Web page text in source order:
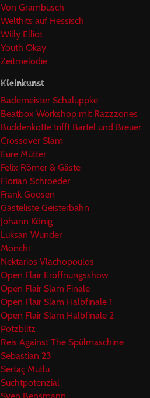
Von Grambusch
Welthits auf Hessisch
Willy Elliot
Youth Okay
Zeitmelodie
Kleinkunst
Bademeister Schaluppke
Beatbox Workshop mit Razzzones
Buddenkotte trifft Bartel und Breuer
Crossover Slam
Eure Mütter
Felix Römer & Gäste
Florian Schroeder
Frank Goosen
Gästeliste Geisterbahn
Johann König
Luksan Wunder
Monchi
Nektarios Vlachopoulos
Open Flair Eröffnungsshow
Open Flair Slam Finale
Open Flair Slam Halbfinale 1
Open Flair Slam Halbfinale 2
Potzblitz
Reis Against The Spülmaschine
Sebastian 23
Sertaç Mutlu
Suchtpotenzial